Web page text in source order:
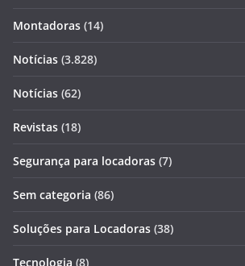
Montadoras (14)
Notícias (3.828)
Notícias (62)
Revistas (18)
Segurança para locadoras (7)
Sem categoria (86)
Soluções para Locadoras (38)
Tecnologia (8)